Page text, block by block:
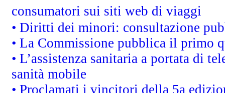
consumatori sui siti web di viaggi
• Diritti dei minori: consultazione
• La Commissione pubblica il primo
• L’assistenza sanitaria a portata di
sanità mobile
• Proclamati i vincitori della 5a